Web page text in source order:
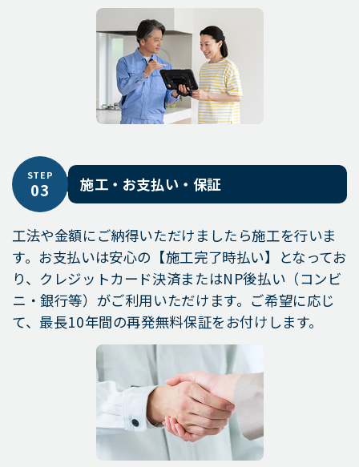
STEP
03 施工・お支払い・保証
工法や金額にご納得いただけましたら施工を行いま
す。お支払いは安心の【施工完了時払い】となってお
り、クレジットカード決済またはNP後払い（コンビ
ニ・銀行等）がご利用いただけます。ご希望に応じ
て、最長10年間の再発無料保証をお付けします。